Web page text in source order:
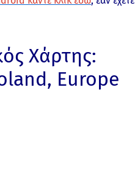
Χάρτης:
Europe